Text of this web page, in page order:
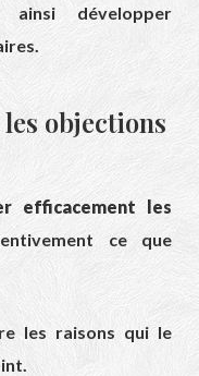
développer
objections
efficacement les
ce que
les raisons qui le